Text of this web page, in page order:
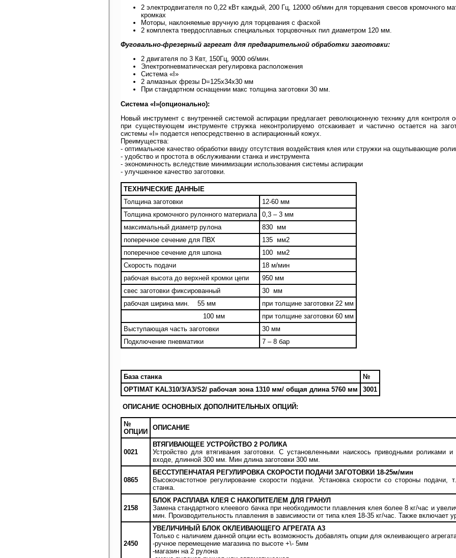
2 электродвигателя по 0,22 кВт каждый, 200 Гц, 12000 об/мин для торцевания свесов кромочного
кромках
Моторы, наклоняемые вручную для торцевания с фаской
2 комплекта твердосплавных специальных торцовочных пил диаметром 120 мм.
Фуговально-фрезерный агрегат для предварительной обработки заготовки:
2 двигателя по 3 Квт, 150Гц, 9000 об/мин.
Электропневматическая регулировка расположения
Система «I»
2 алмазных фрезы D=125x34x30 мм
При стандартном оснащении макс толщина заготовки 30 мм.
Система «I»(опционально):
Новый инструмент с внутренней системой аспирации предлагает революционную технику для контроля
при существующем инструменте стружка неконтролируемо отскакивает и частично остается на
системы «I» подается непосредственно в аспирационный кожух.
Преимущества:
- оптимальное качество обработки ввиду отсутствия воздействия клея или стружки на ощупывающие
- удобство и простота в обслуживании станка и инструмента
- экономичность вследствие минимизации использования системы аспирации
- улучшенное качество заготовки.
ТЕХНИЧЕСКИЕ ДАННЫЕ
Толщина заготовки
12-60 мм
Толщина кромочного рулонного материала
0,3 – 3 мм
максимальный диаметр рулона
830 мм
поперечное сечение для ПВХ
135 мм2
поперечное сечение для шпона
100 мм2
Скорость подачи
18 м/мин
рабочая высота до верхней кромки цепи
950 мм
свес заготовки фиксированный
30 мм
рабочая ширина мин. 55 мм
при толщине заготовки 22 мм
100 мм
при толщине заготовки 60 мм
Выступающая часть заготовки
30 мм
Подключение пневматики
7 – 8 бар
База станка
№
OPTIMAT KAL310/3/A3/S2/ рабочая зона 1310 мм/ общая длина 5760 мм
3001
ОПИСАНИЕ ОСНОВНЫХ ДОПОЛНИТЕЛЬНЫХ ОПЦИЙ:
№
ОПЦИИ
ОПИСАНИЕ
0021
ВТЯГИВАЮЩЕЕ УСТРОЙСТВО 2 РОЛИКА
Устройство для втягивания заготовки. С установленными наискось приводными роликами
входе, длинной 300 мм. Мин длина заготовки 300 мм.
0865
БЕССТУПЕНЧАТАЯ РЕГУЛИРОВКА СКОРОСТИ ПОДАЧИ ЗАГОТОВКИ 18-25м/мин
Высокочастотное регулирование скорости подачи. Установка скорости со стороны подачи,
станка.
2158
БЛОК РАСПЛАВА КЛЕЯ С НАКОПИТЕЛЕМ ДЛЯ ГРАНУЛ
Замена стандартного клеевого бачка при необходимости плавления клея более 8 кг/час и
мин. Производительность плавления в зависимости от типа клея 18-35 кг/час. Также включает
2450
УВЕЛИЧИНЫЙ БЛОК ОКЛЕИВАЮЩЕГО АГРЕГАТА А3
Только с наличием данной опции есть возможность добавлять опции для оклеивающего
-ручное перемещение магазина по высоте +\- 5мм
-магазин на 2 рулона